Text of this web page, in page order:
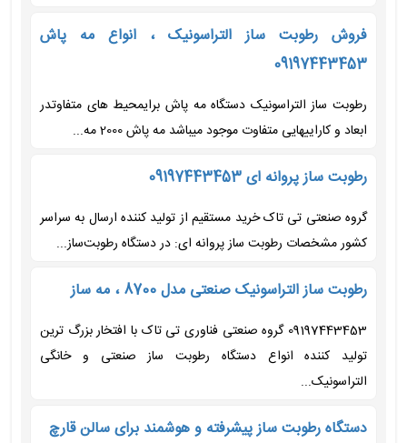
فروش رطوبت ساز التراسونیک ، انواع مه پاش
09197443453
رطوبت ساز التراسونیک دستگاه مه پاش برایمحیط های متفاوتدر
ابعاد و کاراییهایی متفاوت موجود میباشد مه پاش 2000 مه...
رطوبت ساز پروانه ای 09197443453
گروه صنعتی تی تاک خرید مستقیم از تولید کننده ارسال به سراسر
کشور مشخصات رطوبت ساز پروانه ای: در دستگاه رطوبت‌ساز...
رطوبت ساز التراسونیک صنعتی مدل 8700 ، مه ساز
09197443453 گروه صنعتی فناوری تی تاک با افتخار بزرگ ترین
تولید کننده انواع دستگاه رطوبت ساز صنعتی و خانگی
التراسونیک...
دستگاه رطوبت ساز پیشرفته و هوشمند برای سالن قارچ